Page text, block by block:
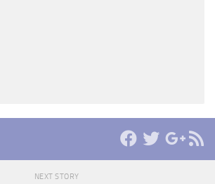
NEXT STORY